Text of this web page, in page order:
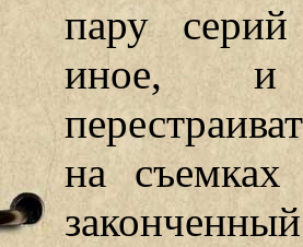
пару
иное, и
на